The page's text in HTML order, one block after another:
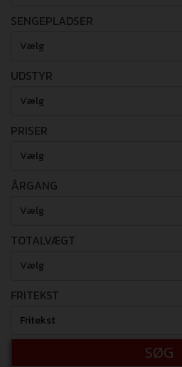
SENGEPLADSER
Vælg
UDSTYR
Vælg
PRISER
Vælg
ÅRGANG
Vælg
TOTALVÆGT
Vælg
FRITEKST
SØG